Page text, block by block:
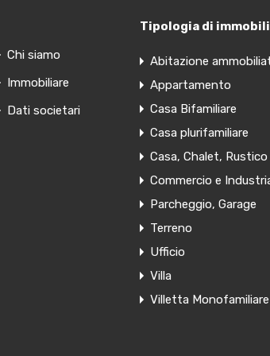
Chi siamo
Immobiliare
Dati societari
Tipologia di immobili
Abitazione
Appartamento
Casa Bifamiliare
Casa plurifamiliare
Casa, Chalet, Rustico
Commercio e
Parcheggio, Garage
Terreno
Ufficio
Villa
Villetta Monofamiliare